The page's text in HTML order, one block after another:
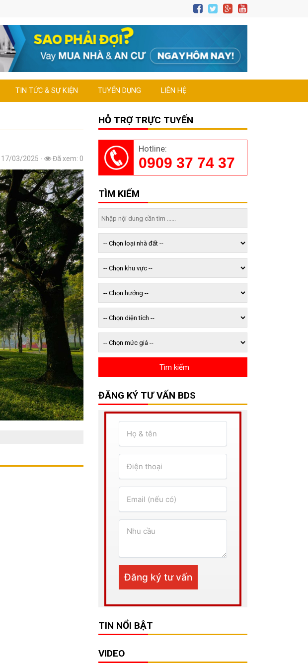
TIN TỨC & SỰ KIỆN TUYỂN DỤNG LIÊN HỆ
17/03/2025 - Đã xem: 0
HỖ TRỢ TRỰC TUYẾN
Hotline:
0909 37 74 37
TÌM KIẾM
ĐĂNG KÝ TƯ VẤN BDS
TIN NỔI BẬT
VIDEO